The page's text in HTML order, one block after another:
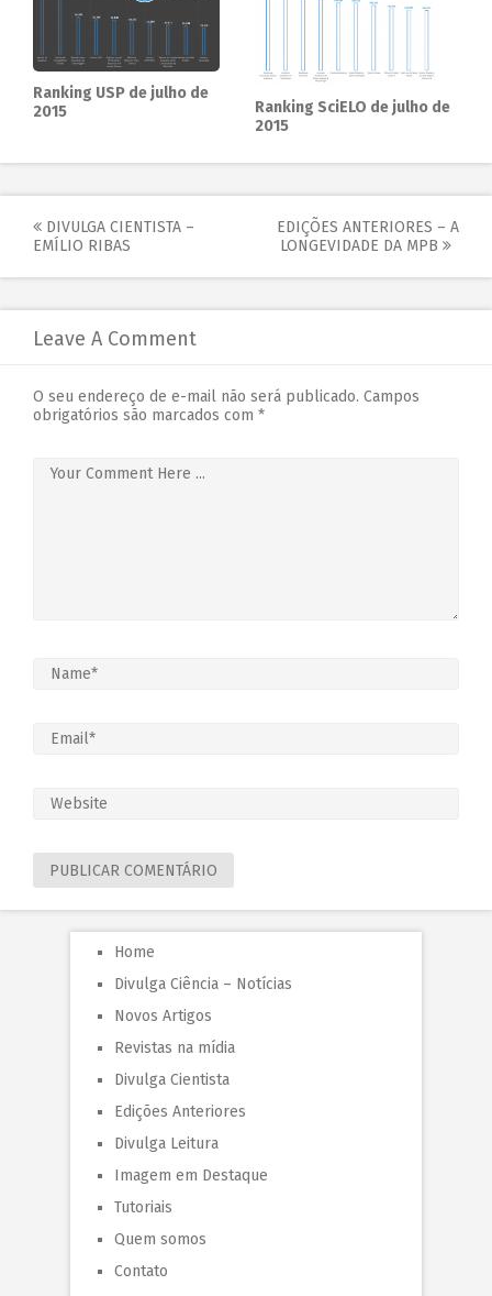
Ranking USP de julho de
2015
Ranking SciELO de julho de
2015
DIVULGA CIENTISTA –
EMÍLIO RIBAS
EDIÇÕES ANTERIORES – A
LONGEVIDADE DA MPB
Leave A Comment
O seu endereço de e-mail não será publicado. Campos
obrigatórios são marcados com *
Home
Divulga Ciência – Notícias
Novos Artigos
Revistas na mídia
Divulga Cientista
Edições Anteriores
Divulga Leitura
Imagem em Destaque
Tutoriais
Quem somos
Contato